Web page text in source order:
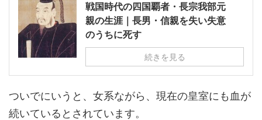
戦国時代の四国覇者・長宗我部元
親の生涯｜長男・信親を失い失意
のうちに死す
続きを見る
ついでにいうと、女系ながら、現在の皇室にも血が
続いているとされています。